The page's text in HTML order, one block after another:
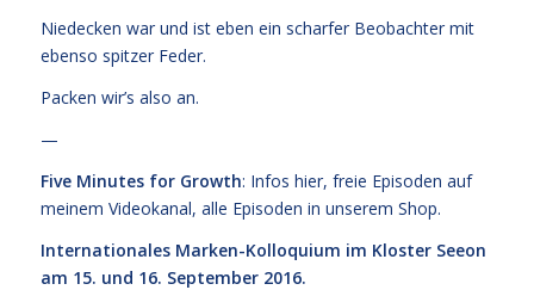
Niedecken war und ist eben ein scharfer Beobachter mit
ebenso spitzer Feder.
Packen wir’s also an.
—
Five Minutes for Growth: Infos hier, freie Episoden auf
meinem Videokanal, alle Episoden in unserem Shop.
Internationales Marken-Kolloquium im Kloster Seeon
am 15. und 16. September 2016.